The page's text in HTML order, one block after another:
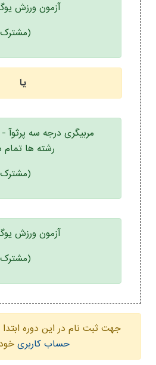
آزمون ورزش یوگا
یا
مربیگری درجه سه
رشته ها تمام
آزمون ورزش یوگا
جهت ثبت نام در این دوره ابتدا
حساب کاربری